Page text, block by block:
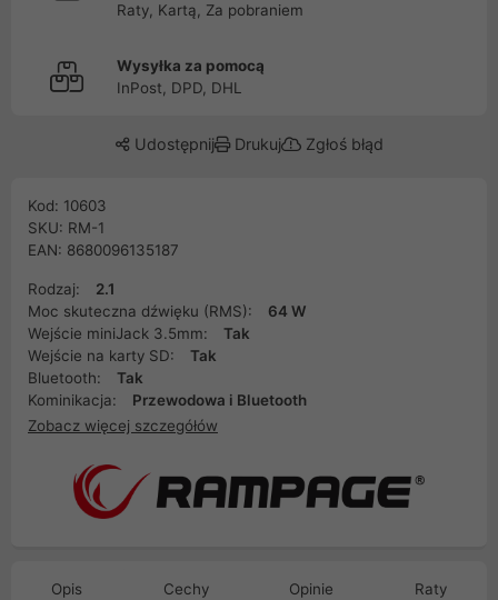
Raty, Kartą, Za pobraniem
Wysyłka za pomocą
InPost, DPD, DHL
Udostępnij Drukuj Zgłoś błąd
Kod: 10603
SKU: RM-1
EAN: 8680096135187
Rodzaj:
2.1
Moc skuteczna dźwięku (RMS):
64 W
Wejście miniJack 3.5mm:
Tak
Wejście na karty SD:
Tak
Bluetooth:
Tak
Kominikacja:
Przewodowa i Bluetooth
Zobacz więcej szczegółów
Opis Cechy Opinie Raty